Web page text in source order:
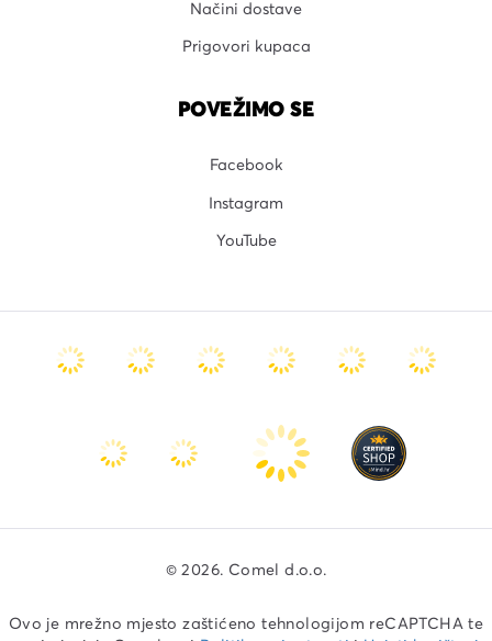
Načini dostave
Prigovori kupaca
POVEŽIMO SE
Facebook
Instagram
YouTube
© 2026. Comel d.o.o.
Ovo je mrežno mjesto zaštićeno tehnologijom reCAPTCHA te